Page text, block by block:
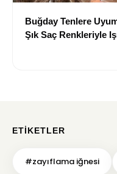
Buğday Tenlere
Şık Saç Renkleriyle
ETIKETLER
#zayıflama iğnesi